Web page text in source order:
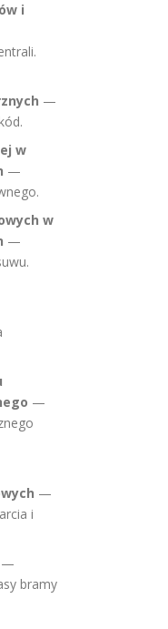
i
—
w
—
w
—
—
—
i
—
bramy